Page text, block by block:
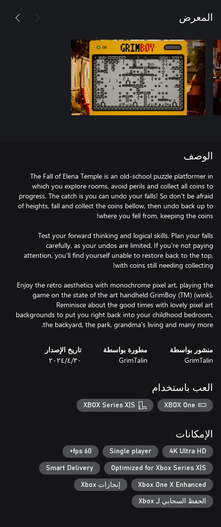
المعرض
الوصف
The Fall of Elena Temple is an old-school puzzle platformer in
which you explore rooms, avoid perils and collect all coins to
progress. The catch is you can undo your falls! So don't be afraid
of heights, fall and collect the coins bellow, then undo back up to
Test your forward thinking and logical skills. Plan your falls
carefully, as your undos are limited. If you're not paying
attention, you'll find yourself unable to restore back to the top,
Enjoy the retro aesthetics with monochrome pixel art, playing the
game on the state of the art handheld GrimBoy (TM) (wink).
Reminisce about the good times with lovely pixel art
backgrounds to put you right back into your childhood bedroom,
the backyard, the park, grandma's living and many more.
منشور بواسطة
GrimTalin
مطورة بواسطة
GrimTalin
تاريخ الإصدار
٣٠‏/٤‏/٢٠٢٤
العب باستخدام
XBOX One
XBOX Series X|S
الإمكانات
4K Ultra HD
Single player
60 fps+
Optimized for Xbox Series X|S
Smart Delivery
Xbox One X Enhanced إنجازات Xbox
الحفظ السحابي لـ Xbox